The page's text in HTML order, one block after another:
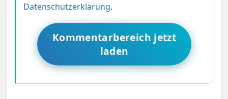
Datenschutzerklärung.
Kommentarbereich jetzt
laden